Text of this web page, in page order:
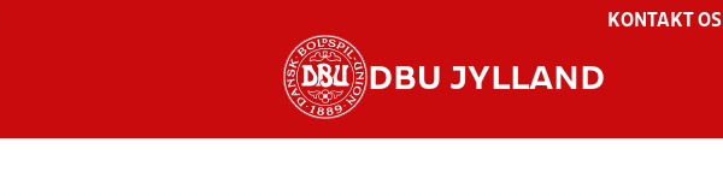
KONTAKT OS
DBU JYLLAND